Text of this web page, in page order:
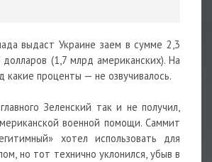
выдаст Украине заем в сумме 2,3
(1,7 млрд американских). На
какие проценты — не озвучивалось.
Зеленский так и не получил,
военной помощи. Саммит
хотел использовать для
но тот технично уклонился, убыв в